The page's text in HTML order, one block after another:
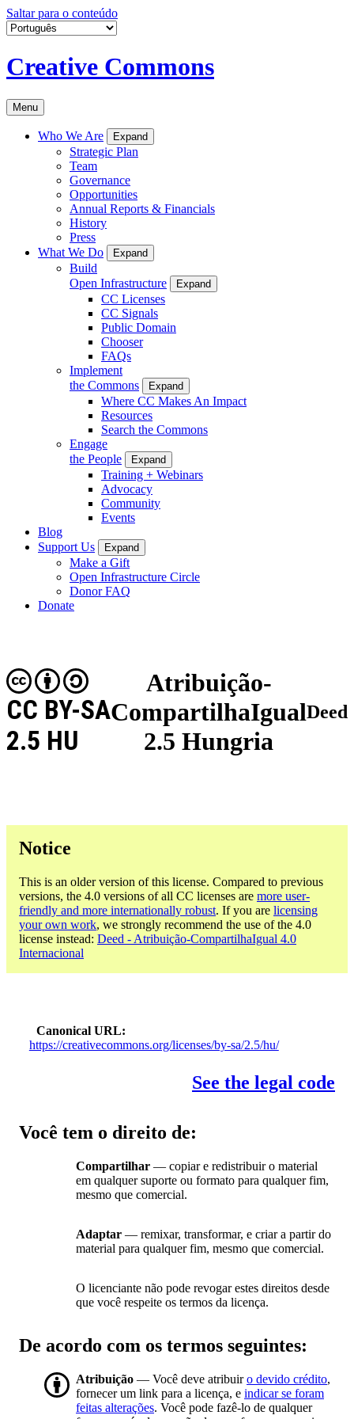
Saltar para o conteúdo
Creative Commons
Menu
Who We Are Expand
Strategic Plan
Team
Governance
Opportunities
Annual Reports & Financials
History
Press
What We Do
Expand
Build
Open Infrastructure
Expand
CC Licenses
CC Signals
Public Domain
Chooser
FAQs
Implement
the Commons
Expand
Where CC Makes An Impact
Resources
Search the Commons
Engage
the People
Expand
Training + Webinars
Advocacy
Community
Events
Blog
Support Us
Expand
Make a Gift
Open Infrastructure Circle
Donor FAQ
Donate
Atribuição-
CompartilhaIgual
2.5 Hungria
CC BY-SA
2.5 HU
Deed
Notice
This is an older version of this license. Compared to previous
versions, the 4.0 versions of all CC licenses are more user-
friendly and more internationally robust. If you are licensing
your own work, we strongly recommend the use of the 4.0
license instead: Deed - Atribuição-CompartilhaIgual 4.0
Internacional
Canonical URL
https://creativecommons.org/licenses/by-sa/2.5/hu/
See the legal code
Você tem o direito de:
Compartilhar — copiar e redistribuir o material
em qualquer suporte ou formato para qualquer fim,
mesmo que comercial.
Adaptar — remixar, transformar, e criar a partir do
material para qualquer fim, mesmo que comercial.
O licenciante não pode revogar estes direitos desde
que você respeite os termos da licença.
De acordo com os termos seguintes:
Atribuição — Você deve atribuiro devido crédito,
fornecer um link para a licença, e indicar se foram
feitas alterações. Você pode fazê-lo de qualquer